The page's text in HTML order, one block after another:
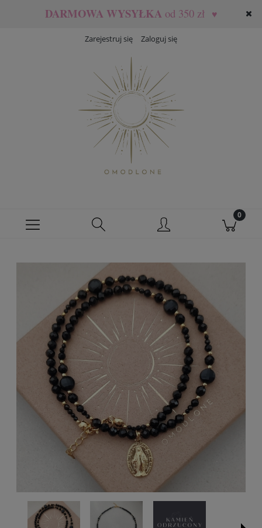
DARMOWA WYSYŁKA od 350 zł ♥
Zarejestruj się Zaloguj się